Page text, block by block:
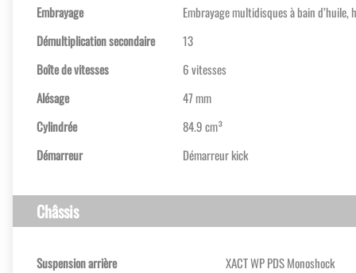
Embrayage
Embrayage multidisques à bain d’huile,
Démultiplication secondaire
13
Boîte de vitesses
6 vitesses
Alésage
47 mm
Cylindrée
84.9 cm³
Démarreur
Démarreur kick
Châssis
Suspension arrière
XACT WP PDS Monoshock